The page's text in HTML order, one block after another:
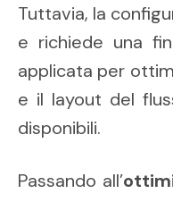
Tuttavia, la
e richiede una
applicata per
e il layout del
disponibili.
Passando all’